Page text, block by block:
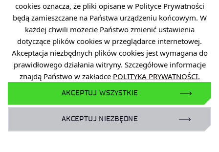
cookies oznacza, że pliki opisane w Polityce Prywatności
będą zamieszczane na Państwa urządzeniu końcowym. W
każdej chwili możecie Państwo zmienić ustawienia
dotyczące plików cookies w przeglądarce internetowej.
Akceptacja niezbędnych plików cookies jest wymagana do
prawidłowego działania witryny. Szczegółowe informacje
znajdą Państwo w zakładce POLITYKA PRYWATNOŚCI.
AKCEPTUJ WSZYSTKIE
AKCEPTUJ NIEZBĘDNE
2026-05-14 3 MIN
Łukasiewicz – IPO na corocznym
spotkaniu Chief Inspectors of
Explosives (CIE) i IGUS EPP